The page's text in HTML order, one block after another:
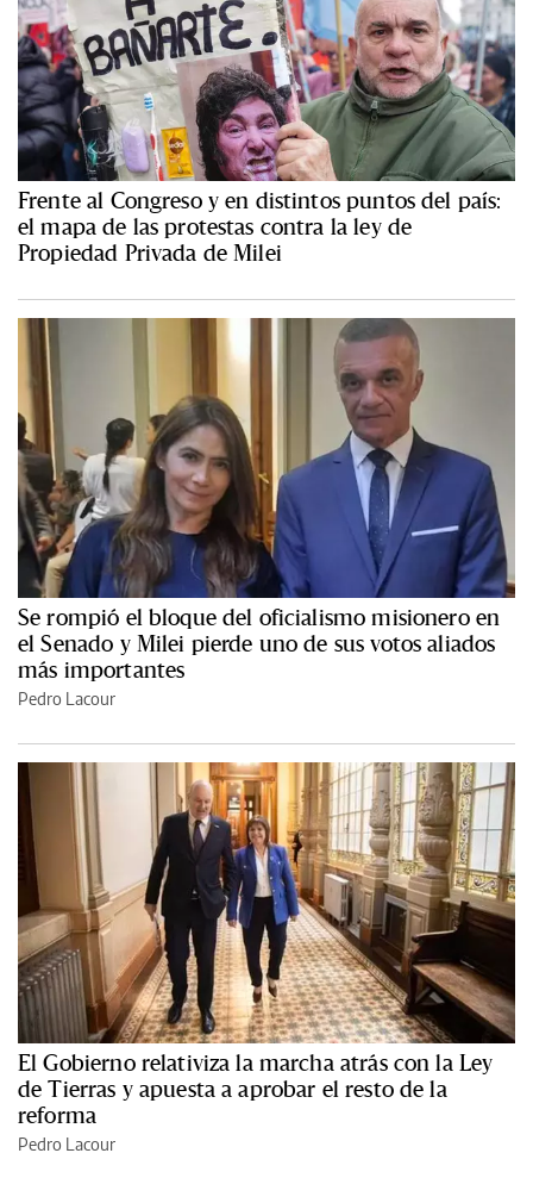
Frente al Congreso y en distintos puntos del país:
el mapa de las protestas contra la ley de
Propiedad Privada de Milei
Se rompió el bloque del oficialismo misionero en
el Senado y Milei pierde uno de sus votos aliados
más importantes
Pedro Lacour
El Gobierno relativiza la marcha atrás con la Ley
de Tierras y apuesta a aprobar el resto de la
reforma
Pedro Lacour